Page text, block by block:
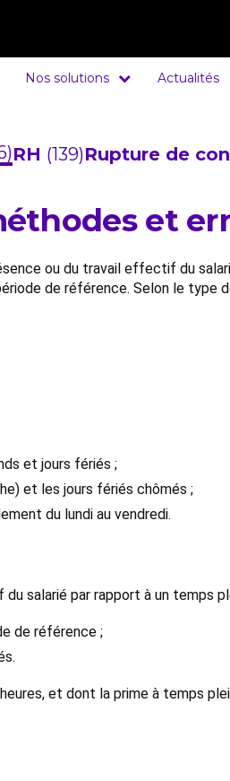
Nos solutions Actualités
RH (139)Rupture de
et
ou du travail effectif du
de référence. Selon le type
et jours fériés ;
et les jours fériés chômés ;
du lundi au vendredi.
salarié par rapport à un temps
de référence ;
et dont la prime à temps